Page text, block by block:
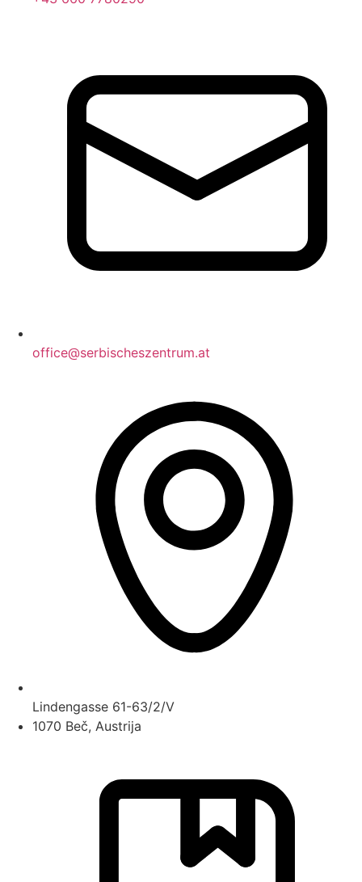
office@serbischeszentrum.at
Lindengasse 61-63/2/V
1070 Beč, Austrija